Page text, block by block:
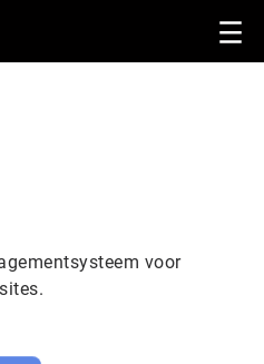
voor